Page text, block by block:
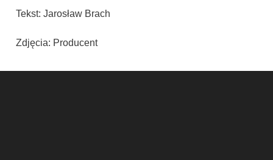
Tekst: Jarosław Brach
Zdjęcia: Producent